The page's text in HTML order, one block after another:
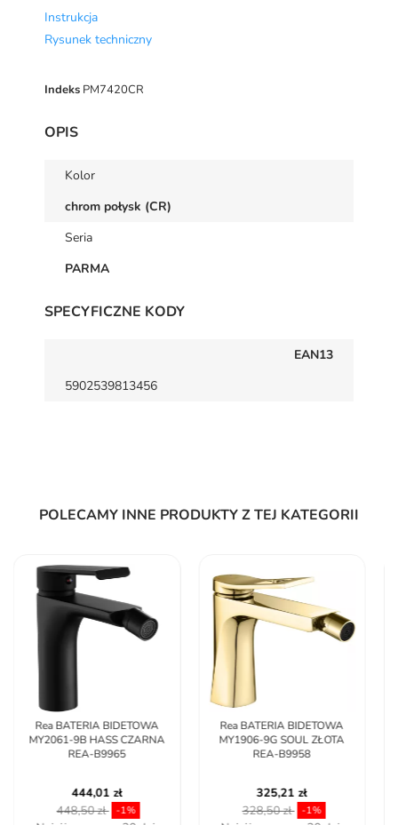
Instrukcja
Rysunek techniczny
Indeks PM7420CR
OPIS
Kolor
chrom połysk (CR)
Seria
PARMA
SPECYFICZNE KODY
EAN13
5902539813456
POLECAMY INNE PRODUKTY Z TEJ KATEGORII
Rea BATERIA BIDETOWA
MY1906-9G SOUL ZŁOTA
REA-B9958
325,21 zł
328,50 zł -1%
Cersanit BATERIA
BIDETOWA SZTORCOWA
CITY 1 UCHW CHROM
297,04 zł
345,35 zł -13,99%